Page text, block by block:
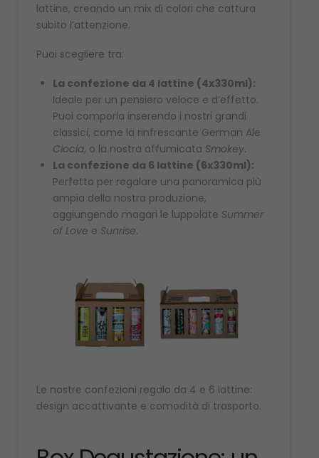
lattine, creando un mix di colori che cattura
subito l’attenzione.
Puoi scegliere tra:
La confezione da 4 lattine (4x330ml):
Ideale per un pensiero veloce e d’effetto.
Puoi comporla inserendo i nostri grandi
classici, come la rinfrescante German Ale
Ciocia, o la nostra affumicata Smokey.
La confezione da 6 lattine (6x330ml):
Perfetta per regalare una panoramica più
ampia della nostra produzione,
aggiungendo magari le luppolate Summer
of Love e Sunrise.
Le nostre confezioni regalo da 4 e 6 lattine:
design accattivante e comodità di trasporto.